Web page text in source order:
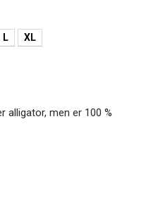
L XL
alligator, men er 100 %